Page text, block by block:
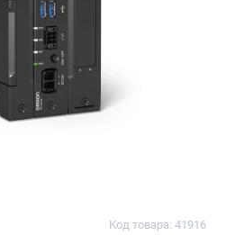
Код товара: 41916